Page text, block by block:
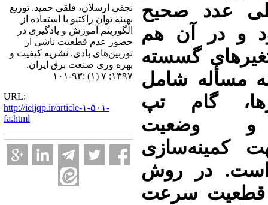
عدد صحیح
و در آن هم‌
گسسته
مسأله شامل
گام تپ
و وضعیت
کمینه‌سازی
است. در روش
قطعیت سرعت
نجفی ارسلان، فلقی حمید. توزیع
بهینه توان راکتیو با استفاده از
الگوریتم آموزش و یادگیری در
حضور عدم قطعیت ناشی از
توربین‌های بادی. نشریه کیفیت و
بهره وری صنعت برق ایران.
۱۳۹۷; ۷ (۱) :۹۳-۱۰۱
URL:
http://ieijqp.ir/article-۱-۵۰۱-
fa.html